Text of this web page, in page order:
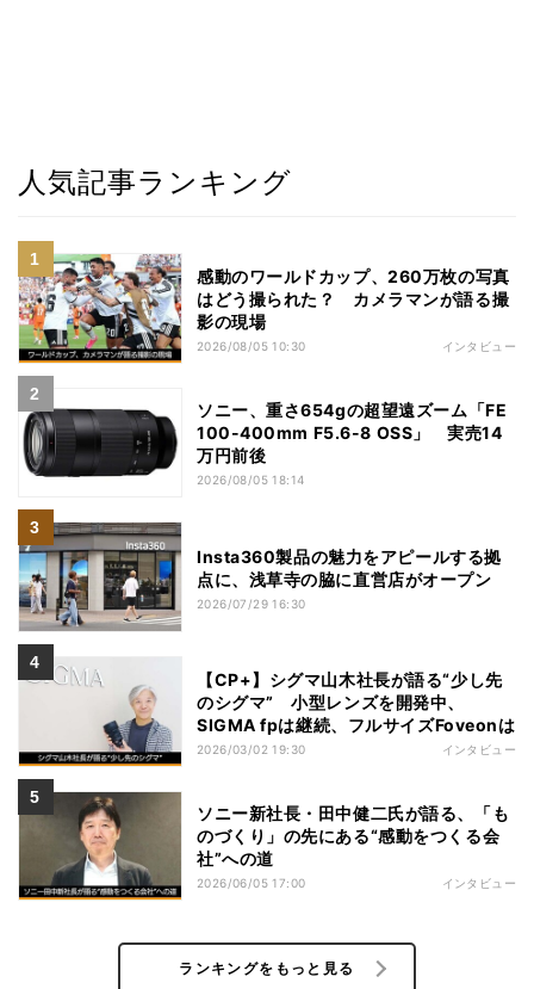
人気記事ランキング
感動のワールドカップ、260万枚の写真
はどう撮られた？ カメラマンが語る撮
影の現場
2026/08/05 10:30 インタビュー
ソニー、重さ654gの超望遠ズーム「FE
100-400mm F5.6-8 OSS」 実売14
万円前後
2026/08/05 18:14
Insta360製品の魅力をアピールする拠
点に、浅草寺の脇に直営店がオープン
2026/07/29 16:30
【CP+】シグマ山木社長が語る“少し先
のシグマ” 小型レンズを開発中、
SIGMA fpは継続、フルサイズFoveonは
2026/03/02 19:30 インタビュー
ソニー新社長・田中健二氏が語る、「も
のづくり」の先にある“感動をつくる会
社”への道
2026/06/05 17:00 インタビュー
ランキングをもっと見る